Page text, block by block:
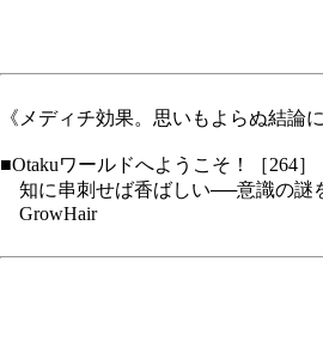
《メディチ効果。思いもよらぬ結論に
■Otakuワールドへようこそ！［264］
知に串刺せば香ばしい──意識の謎
GrowHair